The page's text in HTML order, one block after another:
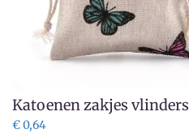
Katoenen zakjes vlinders
€ 0,64